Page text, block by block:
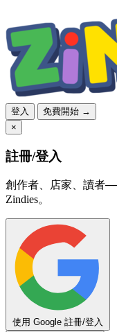
登入
免費開始 →
×
註冊/登入
創作者、店家、讀者
Zindies。
使用 Google 註冊/登入